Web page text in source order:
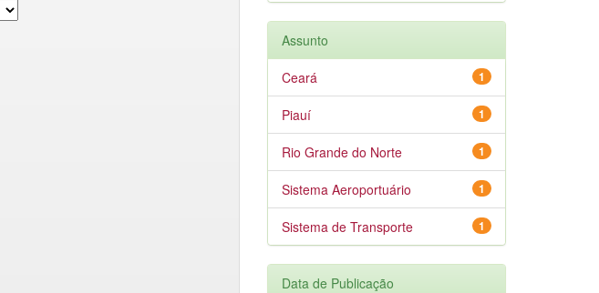
Assunto
1
Ceará
1
Piauí
1
Rio Grande do Norte
1
Sistema Aeroportuário
1
Sistema de Transporte
Data de Publicação